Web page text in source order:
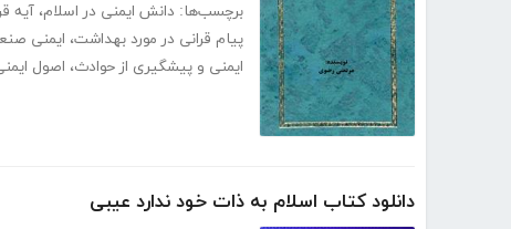
برچسب‌ها: دانش ایمنی در اسلام، آیه
پیام قرانی در مورد بهداشت، ایمنی
ایمنی و پیشگیری از حوادث، اصول
دانلود کتاب اسلام به ذات خود ندارد عیبی